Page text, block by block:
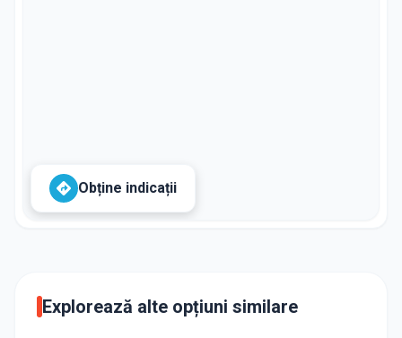
Obține indicații
Explorează alte opțiuni similare